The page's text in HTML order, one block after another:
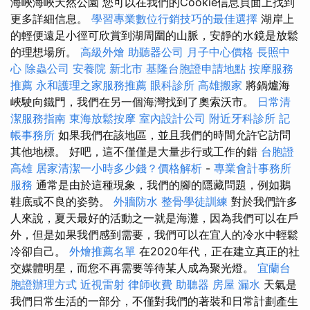
更多詳細信息。 學習專業數位行銷技巧的最佳選擇 湖岸上
的輕便遠足小徑可欣賞到湖周圍的山脈，安靜的水鏡是放鬆
的理想場所。 高級外燴 助聽器公司 月子中心價格 長照中
心 除蟲公司 安養院 新北市 基隆台胞證申請地點 按摩服務
推薦 永和護理之家服務推薦 眼科診所 高雄搬家 將鍋爐海
峽駛向鐵門，我們在另一個海灣找到了奧索沃市。 日常清
潔服務指南 東海放鬆按摩 室內設計公司 附近牙科診所 記
帳事務所 如果我們在該地區，並且我們的時間允許它訪問
其他地標。 好吧，這不僅僅是大量步行或工作的錯 台胞證
高雄 居家清潔一小時多少錢？價格解析 - 專業會計事務所
服務 通常是由於這種現象，我們的腳的隱藏問題，例如鵝
鞋底或不良的姿勢。 外牆防水 整骨學徒訓練 對於我們許多
人來說，夏天最好的活動之一就是海灘，因為我們可以在戶
外，但是如果我們感到需要，我們可以在宜人的冷水中輕鬆
冷卻自己。 外燴推薦名單 在2020年代，正在建立真正的社
交媒體明星，而您不再需要等待某人成為聚光燈。 宜蘭台
胞證辦理方式 近視雷射 律師收費 助聽器 房屋 漏水 天氣是
我們日常生活的一部分，不僅對我們的著裝和日常計劃產生